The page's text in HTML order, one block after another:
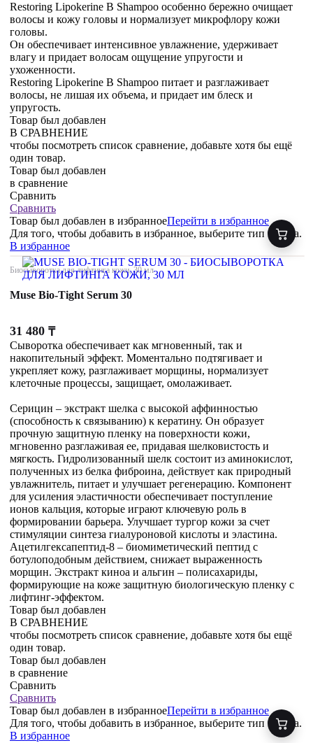
Restoring Lipokerine B Shampoo особенно бережно очищает
волосы и кожу головы и нормализует микрофлору кожи
головы.
Он обеспечивает интенсивное увлажнение, удерживает
влагу и придает волосам ощущение упругости и
ухоженности.
Restoring Lipokerine B Shampoo питает и разглаживает
волосы, не лишая их объема, и придает им блеск и
упругость.
Товар был добавлен
В СРАВНЕНИЕ
чтобы посмотреть список сравнение, добавьте хотя бы ещё
один товар.
Товар был добавлен
в сравнение
Сравнить
Сравнить
Товар был добавлен в избранноеПерейти в избранное
Для того, чтобы добавить в избранное, выберите тип товара.
В избранное
Биосыворотка для лифтинга кожи, 30 мл
Muse Bio-Tight Serum 30
31 480 ₸
Сыворотка обеспечивает как мгновенный, так и
накопительный эффект. Моментально подтягивает и
укрепляет кожу, разглаживает морщины, нормализует
клеточные процессы, защищает, омолаживает.
Серицин – экстракт шелка с высокой аффинностью
(способность к связыванию) к кератину. Он образует
прочную защитную пленку на поверхности кожи,
мгновенно разглаживая ее, придавая шелковистость и
мягкость. Гидролизованный шелк состоит из аминокислот,
полученных из белка фиброина, действует как природный
увлажнитель, питает и улучшает регенерацию. Компонент
для усиления эластичности обеспечивает поступление
ионов кальция, которые играют ключевую роль в
формировании барьера. Улучшает тургор кожи за счет
стимуляции синтеза гиалуроновой кислоты и эластина.
Ацетилгексапептид-8 – биомиметический пептид с
ботулоподобным действием, снижает выраженность
морщин. Экстракт киноа и альгин – полисахариды,
формирующие на коже защитную биологическую пленку с
лифтинг-эффектом.
Товар был добавлен
В СРАВНЕНИЕ
чтобы посмотреть список сравнение, добавьте хотя бы ещё
один товар.
Товар был добавлен
в сравнение
Сравнить
Сравнить
Товар был добавлен в избранноеПерейти в избранное
Для того, чтобы добавить в избранное, выберите тип товара.
В избранное